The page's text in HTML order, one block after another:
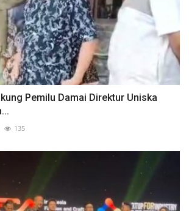
Pemilu Damai Direktur Uniska
135